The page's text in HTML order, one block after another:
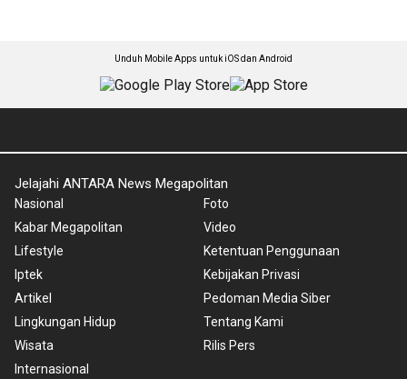
Unduh Mobile Apps untuk iOS dan Android
Jelajahi ANTARA News Megapolitan
Nasional
Kabar Megapolitan
Lifestyle
Iptek
Artikel
Lingkungan Hidup
Wisata
Internasional
Foto
Video
Ketentuan Penggunaan
Kebijakan Privasi
Pedoman Media Siber
Tentang Kami
Rilis Pers